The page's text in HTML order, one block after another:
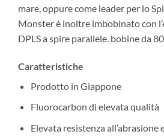
mare, oppure come leader per lo
Monster è inoltre imbobinato con
DPLS a spire parallele. bobine da
Caratteristiche
Prodotto in Giappone
Fluorocarbon di elevata qualità
Elevata resistenza